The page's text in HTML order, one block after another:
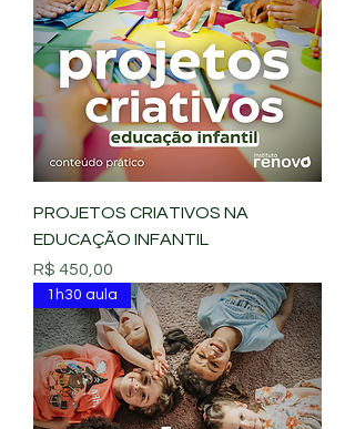
PROJETOS CRIATIVOS NA
EDUCAÇÃO INFANTIL
Preço
R$ 450,00
1h30 aula